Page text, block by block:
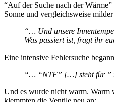
“Auf der Suche nach der Wärme”
Sonne und vergleichsweise
“… Und unsere
Was passiert ist, fragt ihr
Eine intensive Fehlersuche
“… “NTF” […] steht für ”
Und es wurde nicht warm. Warm